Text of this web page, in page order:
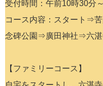
受付時間：午前10時30分
コース内容：スタート⇒
念碑公園⇒廣田神社⇒六湛
【ファミリーコース】